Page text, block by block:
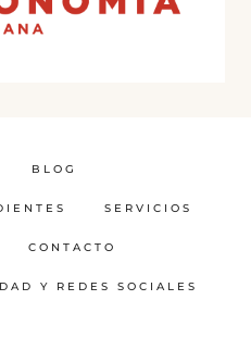
BLOG
SERVICIOS
CONTACTO
Y REDES SOCIALES